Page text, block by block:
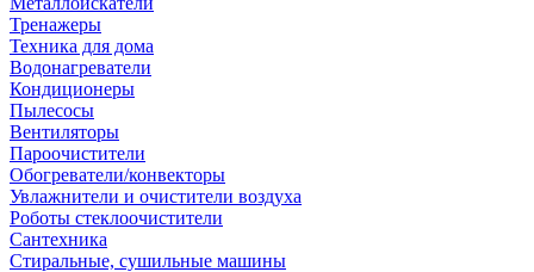
Тренажеры
Техника для дома
Водонагреватели
Кондиционеры
Пылесосы
Вентиляторы
Пароочистители
Обогреватели/конвекторы
Увлажнители и очистители воздуха
Роботы стеклоочистители
Сантехника
Стиральные, сушильные машины